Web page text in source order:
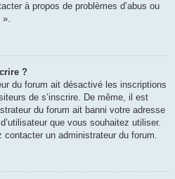
à propos de problèmes d’abus ou
».
?
du forum ait désactivé les inscriptions
de s’inscrire. De même, il est
du forum ait banni votre adresse
que vous souhaitez utiliser.
contacter un administrateur du forum.